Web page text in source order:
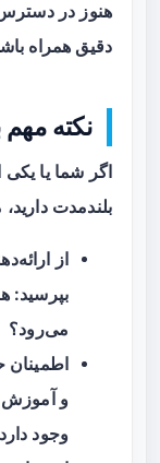
هنوز در دسترس
دقیق همراه
نکته مهم
اگر شما یا یکی
بلندمدت
از
بپرسید:
می‌رود؟
و آموزش
وجود